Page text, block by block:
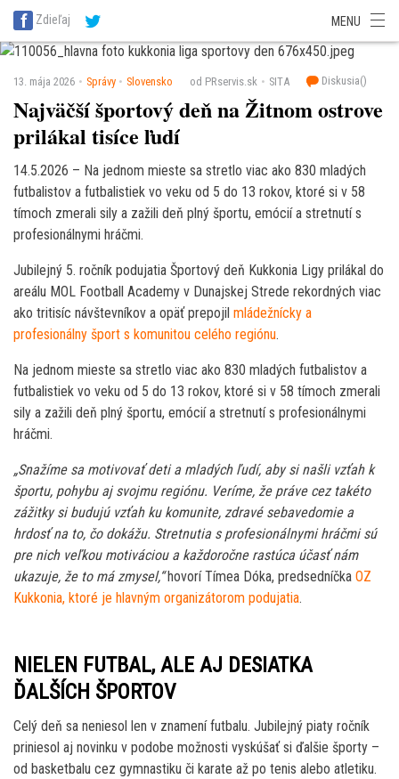
SITA Energetika
SITA Potravinárstvo
Zdieľaj MENU
13. mája 2026 Správy Slovensko od PRservis.sk SITA Diskusia()
Najväčší športový deň na Žitnom ostrove
prilákal tisíce ľudí
14.5.2026 – Na jednom mieste sa stretlo viac ako 830 mladých
futbalistov a futbalistiek vo veku od 5 do 13 rokov, ktoré si v 58
tímoch zmerali sily a zažili deň plný športu, emócií a stretnutí s
profesionálnymi hráčmi.
Jubilejný 5. ročník podujatia Športový deň Kukkonia Ligy prilákal do
areálu MOL Football Academy v Dunajskej Strede rekordných viac
ako tritisíc návštevníkov a opäť prepojil mládežnícky a
profesionálny šport s komunitou celého regiónu.
Na jednom mieste sa stretlo viac ako 830 mladých futbalistov a
futbalistiek vo veku od 5 do 13 rokov, ktoré si v 58 tímoch zmerali
sily a zažili deň plný športu, emócií a stretnutí s profesionálnymi
hráčmi.
„Snažíme sa motivovať deti a mladých ľudí, aby si našli vzťah k
športu, pohybu aj svojmu regiónu. Veríme, že práve cez takéto
zážitky si budujú vzťah ku komunite, zdravé sebavedomie a
hrdosť na to, čo dokážu. Stretnutia s profesionálnymi hráčmi sú
pre nich veľkou motiváciou a každoročne rastúca účasť nám
ukazuje, že to má zmysel,“hovorí Tímea Dóka, predsedníčka OZ
Kukkonia, ktoré je hlavným organizátorom podujatia.
NIELEN FUTBAL, ALE AJ DESIATKA
ĎALŠÍCH ŠPORTOV
Celý deň sa neniesol len v znamení futbalu. Jubilejný piaty ročník
priniesol aj novinku v podobe možnosti vyskúšať si ďalšie športy –
od basketbalu cez gymnastiku či karate až po tenis alebo atletiku.